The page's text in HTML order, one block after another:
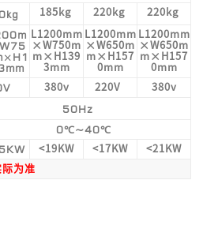
185kg 220kg 220kg
L1200mm
×W750m
m×H139
3mm
L1200mm
×W650m
m×H157
0mm
L1200mm
×W650m
m×H157
0mm
380v 220V
380v
50Hz
0℃~40℃
<19KW <17KW
<21KW
为准